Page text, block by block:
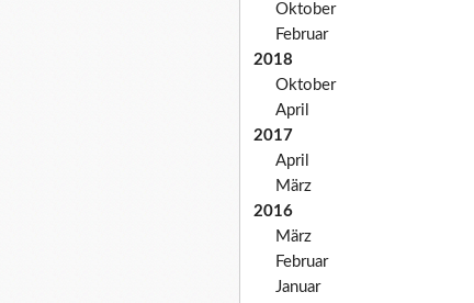
Oktober
Februar
2018
Oktober
April
2017
April
März
2016
März
Februar
Januar